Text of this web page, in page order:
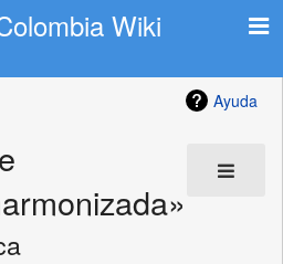
Wiki
Ayuda